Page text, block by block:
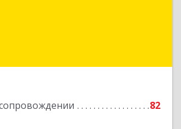
82
край, Краснокамский р-н,
Подробнее